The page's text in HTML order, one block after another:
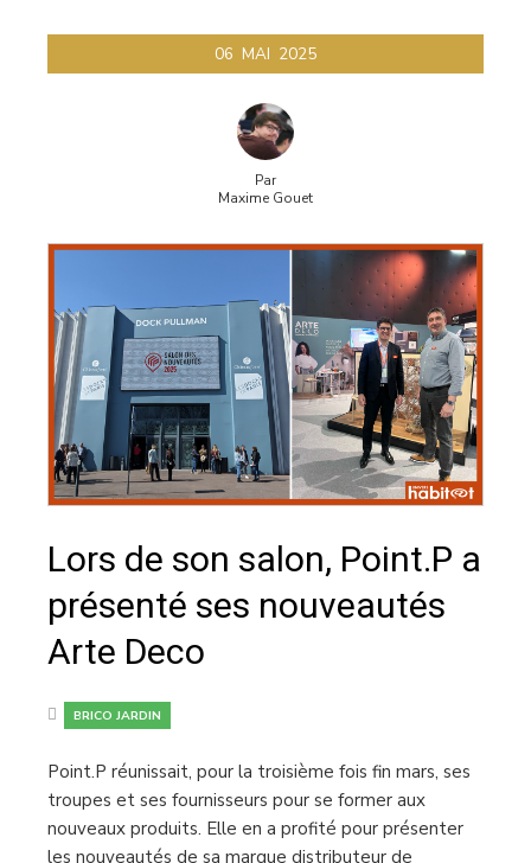
nouveautés
06 MAI 2025
Par
Maxime Gouet
Lors de son salon, Point.P a
présenté ses nouveautés
Arte Deco
BRICO JARDIN
Point.P réunissait, pour la troisième fois fin mars, ses
troupes et ses fournisseurs pour se former aux
nouveaux produits. Elle en a profité pour présenter
les nouveautés de sa marque distributeur de